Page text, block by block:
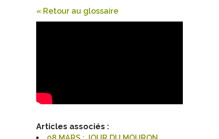
« Retour au glossaire
Articles associés :